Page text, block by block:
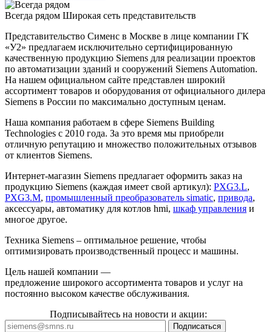
Всегда рядом Широкая сеть представительств
Представительство Сименс в Москве в лице компании ГК
«У2» предлагаем исключительно сертифицированную
качественную продукцию Siemens для реализации проектов
по автоматизации зданий и сооружений Siemens Automation.
На нашем официальном сайте представлен широкий
ассортимент товаров и оборудования от официального дилера
Siemens в России по максимально доступным ценам.
Наша компания работаем в сфере Siemens Building
Technologies с 2010 года. За это время мы приобрели
отличную репутацию и множество положительных отзывов
от клиентов Siemens.
Интернет-магазин Siemens предлагает оформить заказ на
продукцию Siemens (каждая имеет свой артикул): PXG3.L,
PXG3.M, промышленный преобразователь simatic, привода,
аксессуары, автоматику для котлов hmi, шкаф управления и
многое другое.
Техника Siemens – оптимальное решение, чтобы
оптимизировать производственный процесс и машины.
Цель нашей компании —
предложение широкого ассортимента товаров и услуг на
постоянно высоком качестве обслуживания.
Подписывайтесь на новости и акции: